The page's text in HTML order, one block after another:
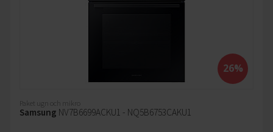
26%
Paket ugn och mikro
Samsung NV7B6699ACKU1 - NQ5B6753CAKU1